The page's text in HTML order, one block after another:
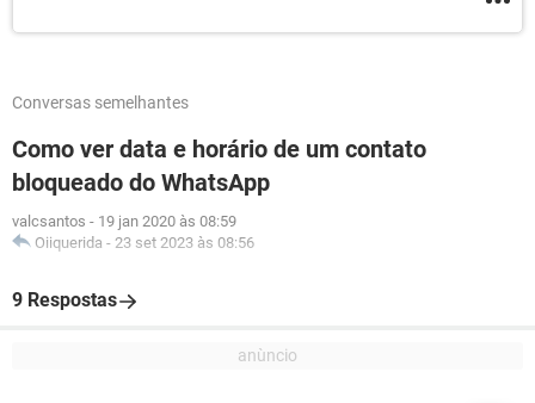
Conversas semelhantes
Como ver data e horário de um contato
bloqueado do WhatsApp
valcsantos - 19 jan 2020 às 08:59
Oiiquerida - 23 set 2023 às 08:56
9 Respostas